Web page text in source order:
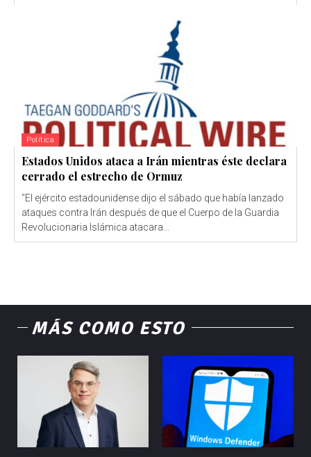
Política
Estados Unidos ataca a Irán mientras éste declara
cerrado el estrecho de Ormuz
"El ejército estadounidense dijo el sábado que había lanzado
ataques contra Irán después de que el Cuerpo de la Guardia
Revolucionaria Islámica atacara...
MÁS COMO ESTO